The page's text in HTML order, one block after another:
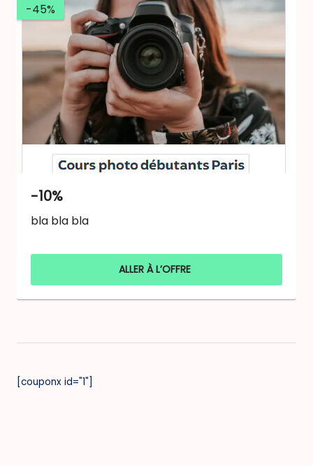
-45%
-10%
bla bla bla
ALLER À L’OFFRE
[couponx id="1"]